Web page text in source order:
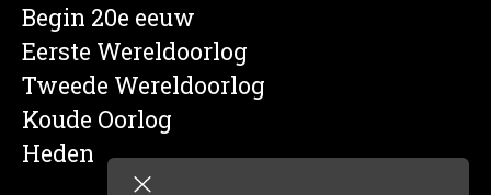
Begin 20e eeuw
Eerste Wereldoorlog
Tweede Wereldoorlog
Koude Oorlog
Heden